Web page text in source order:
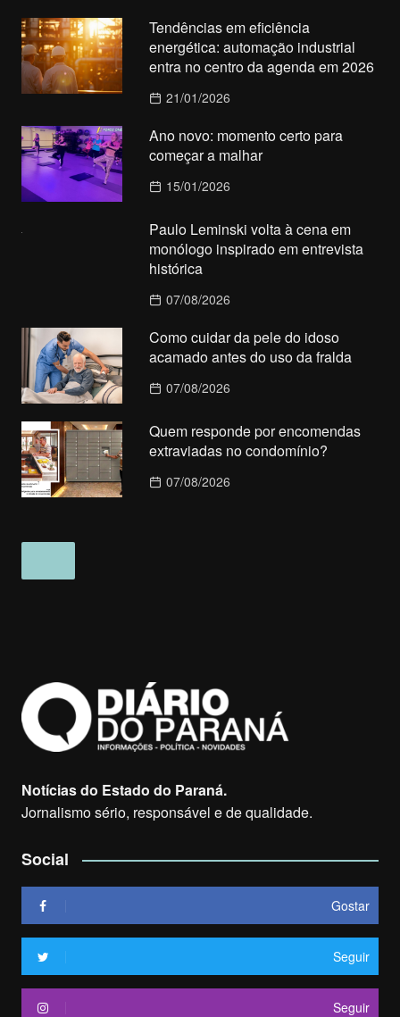
Tendências em eficiência
energética: automação industrial
entra no centro da agenda em 2026
21/01/2026
Ano novo: momento certo para
começar a malhar
15/01/2026
Paulo Leminski volta à cena em
monólogo inspirado em entrevista
histórica
07/08/2026
Como cuidar da pele do idoso
acamado antes do uso da fralda
07/08/2026
Quem responde por encomendas
extraviadas no condomínio?
07/08/2026
Notícias do Estado do Paraná.
Jornalismo sério, responsável e de qualidade.
Social
Gostar
Seguir
Seguir